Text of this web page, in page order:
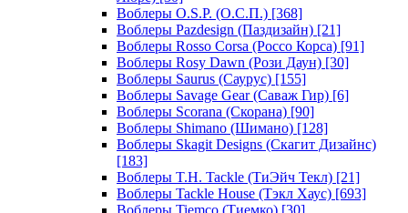
Воблеры O.S.P. (О.С.П.) [368]
Воблеры Pazdesign (Паздизайн) [21]
Воблеры Rosso Corsa (Россо Корса) [91]
Воблеры Rosy Dawn (Рози Даун) [30]
Воблеры Saurus (Саурус) [155]
Воблеры Savage Gear (Саваж Гир) [6]
Воблеры Scorana (Скорана) [90]
Воблеры Shimano (Шимано) [128]
Воблеры Skagit Designs (Скагит Дизайнс)
[183]
Воблеры T.H. Tackle (ТиЭйч Текл) [21]
Воблеры Tackle House (Тэкл Хаус) [693]